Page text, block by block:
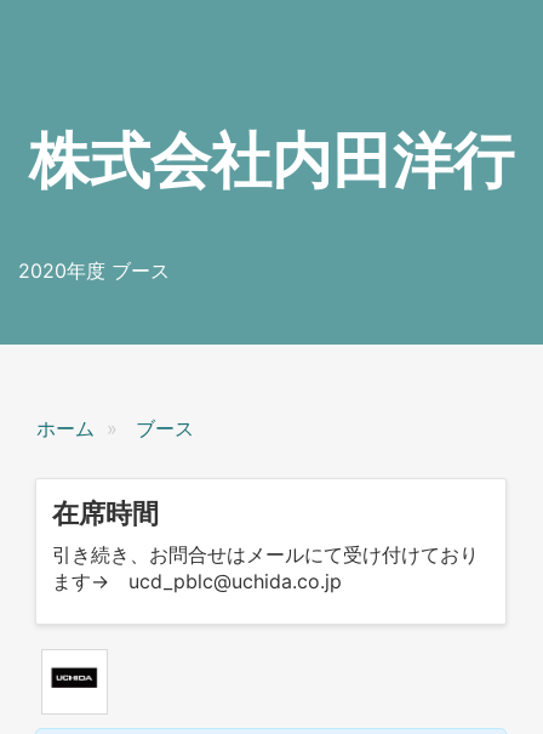
株式会社内田洋行
2020年度 ブース
ホーム ブース
在席時間
引き続き、お問合せはメールにて受け付けており
ます→ ucd_pblc@uchida.co.jp